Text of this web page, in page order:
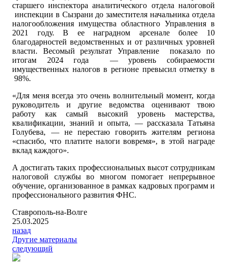
старшего инспектора аналитического отдела налоговой
инспекции в Сызрани до заместителя начальника отдела
налогообложения имущества областного Управления в
2021 году. В ее наградном арсенале более 10
благодарностей ведомственных и от различных уровней
власти. Весомый результат Управление показало по
итогам 2024 года — уровень собираемости
имущественных налогов в регионе превысил отметку в
98%.
«Для меня всегда это очень волнительный момент, когда
руководитель и другие ведомства оценивают твою
работу как самый высокий уровень мастерства,
квалификации, знаний и опыта, — рассказала Татьяна
Голубева, — не перестаю говорить жителям региона
«спасибо, что платите налоги вовремя», в этой награде
вклад каждого».
А достигать таких профессиональных высот сотрудникам
налоговой службы во многом помогает непрерывное
обучение, организованное в рамках кадровых программ и
профессионального развития ФНС.
Ставрополь-на-Волге
25.03.2025
назад
Другие материалы
следующий